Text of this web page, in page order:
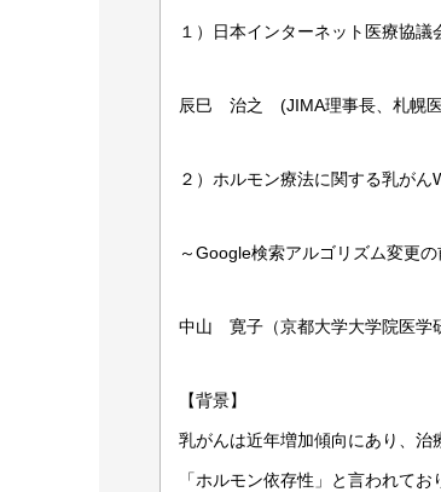
１）日本インターネット医療協
辰巳 治之 (JIMA理事長、札幌
２）ホルモン療法に関する乳がん
～Google検索アルゴリズム変更の
中山 寛子（京都大学大学院医学
【背景】
乳がんは近年増加傾向にあり、
「ホルモン依存性」と言われて